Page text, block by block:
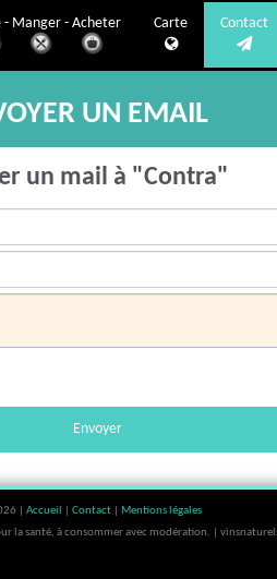
- Manger - Acheter Carte Contact
UN EMAIL
un mail à "Contra"
Envoyer
| Accueil Contact
Mentions légales
la santé, à consommer avec modération. |